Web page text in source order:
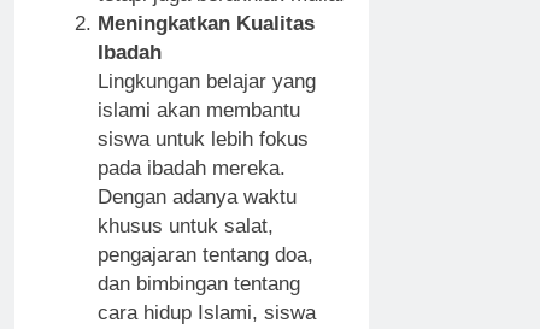
Meningkatkan Kualitas
Ibadah
Lingkungan belajar yang
islami akan membantu
siswa untuk lebih fokus
pada ibadah mereka.
Dengan adanya waktu
khusus untuk salat,
pengajaran tentang doa,
dan bimbingan tentang
cara hidup Islami, siswa